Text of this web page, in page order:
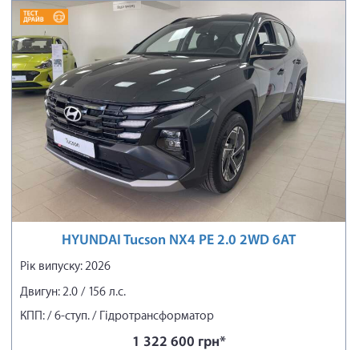
HYUNDAI Tucson NX4 PE 2.0 2WD 6AT
Рік випуску: 2026
Двигун: 2.0 / 156 л.с.
КПП: / 6-ступ. / Гідротрансформатор
1 322 600 грн*